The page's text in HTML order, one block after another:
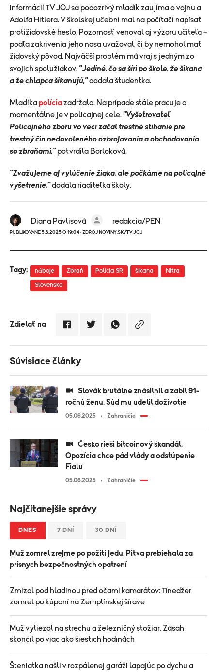
informácií TV JOJ sa podozrivý mladík zaujíma o vojnu a
Adolfa Hitlera. V školskej učebni mal na počítači napísať
protižidovské heslo. Pozornosť venoval aj výzoru učiteľa –
podľa zakrivenia jeho nosa uvažoval, či by nemohol mať
židovský pôvod. Najväčší problém má vraj s jedným zo
svojich spolužiakov. "Jediné, čo sa šíri po škole, že šikana
a že chlapca šikanujú,"dodala študentka.
Mladíka políciazadržala. Na prípade stále pracuje a
momentálne je v policajnej cele. "Vyšetrovateľ
Policajného zboru vo veci začal trestné stíhanie pre
trestný čin nedovoleného ozbrojovania a obchodovania
so zbraňami,"potvrdila Borloková.
"Zvažujeme aj vylúčenie žiaka, ale počkáme na policajné
vyšetrenie,"dodala riaditeľka školy.
Diana Pavlisová redakcia/PEN
PUBLIKOVANÉ 5.6.2025 O 19:04 · ZDROJ NOVINY.SK/TV JOJ
Tagy: náboje Zbraň Polícia SR šikana Nitra
Slovensko
Zdielať na
Súvisiace články
ročnú ženu. Súd mu udelil doživotie
05.06.2025 Zahraničie
Opozícia chce pád vlády a odstúpenie
Fialu
05.06.2025 Zahraničie
Najčítanejšie správy
DNES 7 DNÍ 30 DNÍ
Muž zomrel zrejme po požití jedu. Pitva prebiehala za
prísnych bezpečnostných opatrení
Zmizol pod hladinou pred očami kamarátov: Tínedžer
zomrel po kúpaní na Zemplínskej šírave
Muž vyliezol na strechu a železničný stožiar. Zásah
skončil po viac ako šiestich hodinách
Šteniatka našli v rozpálenej garáži lapajúc po dychu a